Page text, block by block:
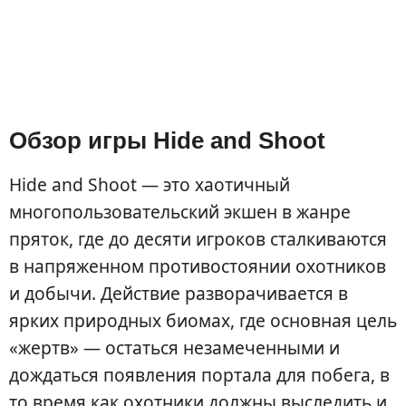
Обзор игры Hide and Shoot
Hide and Shoot — это хаотичный
многопользовательский экшен в жанре
пряток, где до десяти игроков сталкиваются
в напряженном противостоянии охотников
и добычи. Действие разворачивается в
ярких природных биомах, где основная цель
«жертв» — остаться незамеченными и
дождаться появления портала для побега, в